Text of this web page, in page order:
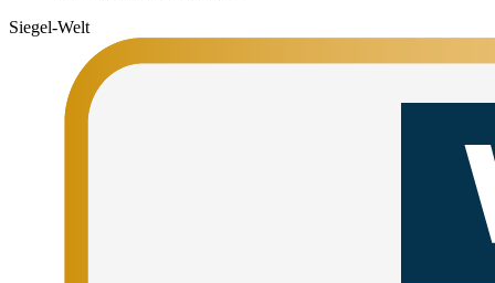
Siegel-Welt